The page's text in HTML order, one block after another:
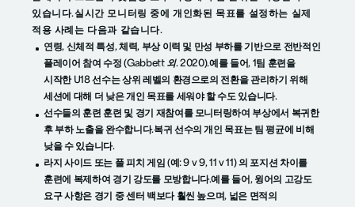
있습니다.실시간 모니터링 중에 개인화된 목표를 설정하는 실제
적용 사례는 다음과 같습니다.
연령, 신체적 특성, 체력, 부상 이력 및 만성 부하를 기반으로 전반적인
플레이어 참여 수정 (Gabbett 외.2020).예를 들어, 1팀 훈련을
시작한 U18 선수는 상위 레벨의 환경으로의 전환을 관리하기 위해
세션에 대해 더 낮은 개인 목표를 세워야 할 수도 있습니다.
선수들의 훈련 훈련 및 경기 재참여를 모니터링하여 부상에서 복귀한
후 부하 노출을 완수합니다.복귀 선수의 개인 목표는 팀 평균에 비해
낮을 수 있습니다.
라지 사이드 또는 풀 피치 게임 (예: 9 v 9, 11 v 11) 의 포지션 차이를
훈련에 복제하여 경기 강도를 모방합니다.예를 들어, 윙어의 고강도
요구 사항은 경기 중 센터 백보다 훨씬 높으며, 넓은 면적의